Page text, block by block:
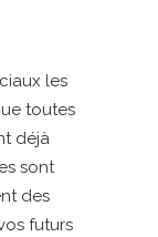
les
toutes
déjà
sont
des
futurs